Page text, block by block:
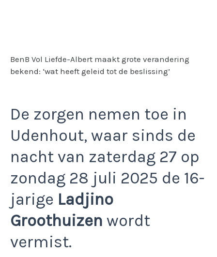
BenB Vol Liefde-Albert maakt grote verandering
bekend: ‘wat heeft geleid tot de beslissing’
De zorgen nemen toe in
Udenhout, waar sinds de
nacht van zaterdag 27 op
zondag 28 juli 2025 de 16-
jarige Ladjino
Groothuizen wordt
vermist.